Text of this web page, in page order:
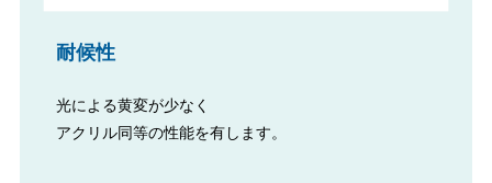
耐候性
光による黄変が少なく
アクリル同等の性能を有します。